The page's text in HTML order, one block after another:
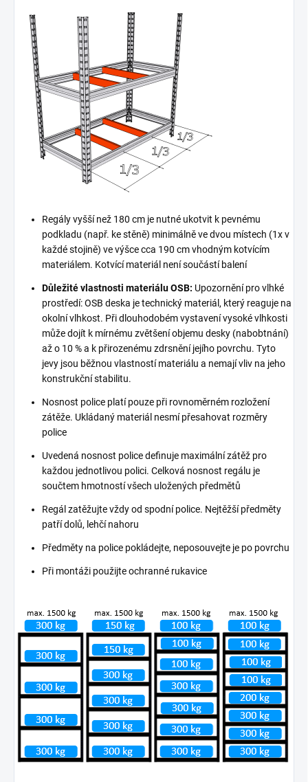
Regály vyšší než 180 cm je nutné ukotvit k pevnému
podkladu (např. ke stěně) minimálně ve dvou místech (1x v
každé stojině) ve výšce cca 190 cm vhodným kotvícím
materiálem. Kotvící materiál není součástí balení
Důležité vlastnosti materiálu OSB: Upozornění pro vlhké
prostředí: OSB deska je technický materiál, který reaguje na
okolní vlhkost. Při dlouhodobém vystavení vysoké vlhkosti
může dojít k mírnému zvětšení objemu desky (nabobtnání)
až o 10 % a k přirozenému zdrsnění jejího povrchu. Tyto
jevy jsou běžnou vlastností materiálu a nemají vliv na jeho
konstrukční stabilitu.
Nosnost police platí pouze při rovnoměrném rozložení
zátěže. Ukládaný materiál nesmí přesahovat rozměry
police
Uvedená nosnost police definuje maximální zátěž pro
každou jednotlivou polici. Celková nosnost regálu je
součtem hmotností všech uložených předmětů
Regál zatěžujte vždy od spodní police. Nejtěžší předměty
patří dolů, lehčí nahoru
Předměty na police pokládejte, neposouvejte je po povrchu
Při montáži použijte ochranné rukavice